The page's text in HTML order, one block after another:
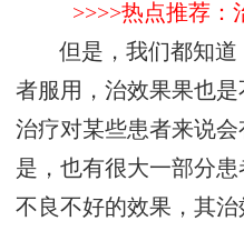
>>>>热点推荐：
但是，我们都知
者服用，治效果果也
治疗对某些患者来说会
是，也有很大一部分
不良不好的效果，其